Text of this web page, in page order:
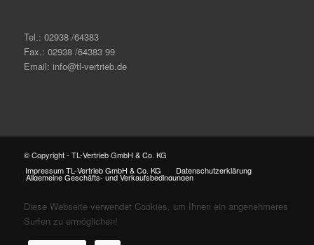
Tel.: 02938 /64383
Fax.: 02938 /64383 99
Email: info@tl-vertrieb.de
© Copyright - TL-Vertrieb GmbH & Co. KG
Impressum TL-Vertrieb GmbH & Co. KG
Datenschutzerklärung
Allgemeine Geschäfts- und Verkaufsbedingungen
Diese Webseite verwendet Cookies, um Ihnen ein angenehmeres
Surfen zu ermöglichen!